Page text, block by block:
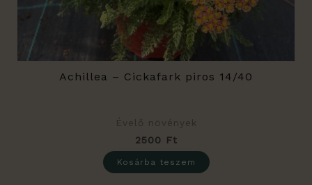
Achillea – Cickafark piros 14/40
Évelő növények
2500 Ft
Kosárba teszem